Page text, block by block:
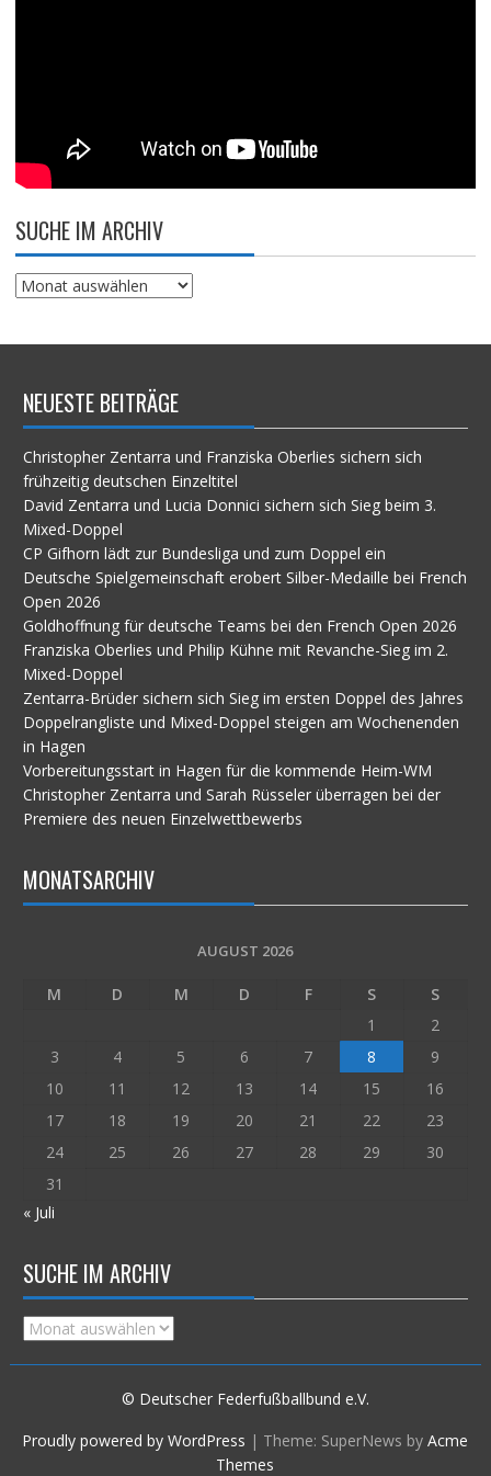
SUCHE IM ARCHIV
Suche
NEUESTE BEITRÄGE
Christopher Zentarra und Franziska Oberlies sichern sich
frühzeitig deutschen Einzeltitel
David Zentarra und Lucia Donnici sichern sich Sieg beim 3.
Mixed-Doppel
CP Gifhorn lädt zur Bundesliga und zum Doppel ein
Deutsche Spielgemeinschaft erobert Silber-Medaille bei French
Open 2026
Goldhoffnung für deutsche Teams bei den French Open 2026
Franziska Oberlies und Philip Kühne mit Revanche-Sieg im 2.
Mixed-Doppel
Zentarra-Brüder sichern sich Sieg im ersten Doppel des Jahres
Doppelrangliste und Mixed-Doppel steigen am Wochenenden
in Hagen
Vorbereitungsstart in Hagen für die kommende Heim-WM
Christopher Zentarra und Sarah Rüsseler überragen bei der
Premiere des neuen Einzelwettbewerbs
MONATSARCHIV
AUGUST 2026
M D M D F S
S
1
2
3
4 5 6 7 8
9
10
11 12 13 14 15
16
17
18 19 20 21 22
23
24
25 26 27 28 29
30
31
« Juli
SUCHE IM ARCHIV
Suche
© Deutscher Federfußballbund e.V.
Proudly powered by WordPress | Theme: SuperNews byAcme
Themes